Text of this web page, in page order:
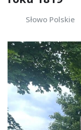
Słowo Polskie